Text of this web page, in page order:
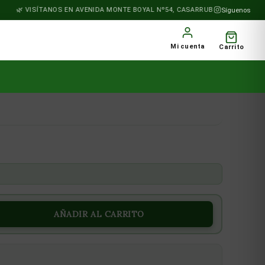
VISÍTANOS EN AVENIDA MONTE BOYAL Nº54, CASARRUBIOS DEL MONTE
Síguenos
Mi cuenta Carrito
AÑADIR AL CARRITO